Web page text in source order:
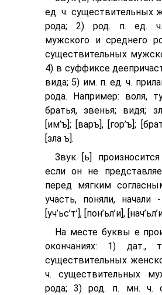
ед. ч. существительных
рода; 2) род. п. ед. ч.
мужского и среднего
существительных
4) в суффиксе
вида; 5) им. п. ед. ч.
рода. Например: воля,
братья, звенья; видя;
[им’ъ]; [варъ], [гор’ъ];
[зла ъ].
Звук [ь]
если он не
перед мягким
участь, поняли, начали -
[уч’ьс’т’], [пон’ьл’и],
На месте буквы е
окончаниях: 1)
существительных
ч. существительных
рода; 3) род. п. мн. ч.